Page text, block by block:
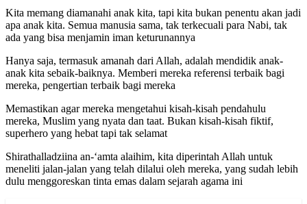
Kita memang diamanahi anak kita, tapi kita bukan penentu akan jadi
apa anak kita. Semua manusia sama, tak terkecuali para Nabi, tak
ada yang bisa menjamin iman keturunannya
Hanya saja, termasuk amanah dari Allah, adalah mendidik anak-
anak kita sebaik-baiknya. Memberi mereka referensi terbaik bagi
mereka, pengertian terbaik bagi mereka
Memastikan agar mereka mengetahui kisah-kisah pendahulu
mereka, Muslim yang nyata dan taat. Bukan kisah-kisah fiktif,
superhero yang hebat tapi tak selamat
Shirathalladziina an-‘amta alaihim, kita diperintah Allah untuk
meneliti jalan-jalan yang telah dilalui oleh mereka, yang sudah lebih
dulu menggoreskan tinta emas dalam sejarah agama ini